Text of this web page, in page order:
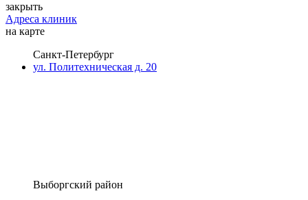
закрыть
Адреса клиник
на карте
Санкт-Петербург
ул. Политехническая д. 20
Выборгский район